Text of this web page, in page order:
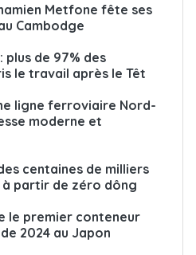
Metfone fête ses
Cambodge
plus de 97% des
le travail après le Têt
ligne ferroviaire Nord-
moderne et
centaines de milliers
partir de zéro dông
le premier conteneur
2024 au Japon